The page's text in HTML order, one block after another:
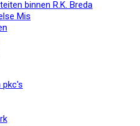
binnen R.K. Breda
Mis
pkc's